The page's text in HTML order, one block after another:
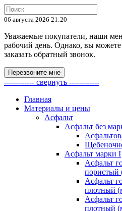
06 августа 2026 21:20
Уважаемые покупатели, наши
рабочий день. Однако, вы можете
заказать обратный звонок.
Перезвоните мне
------------ свернуть ------------
Главная
Материалы и цены
Асфальт
Асфальт без
Асфальт марки I
Асфальт
пористый
Асфальт
плотный
Асфальт
плотный